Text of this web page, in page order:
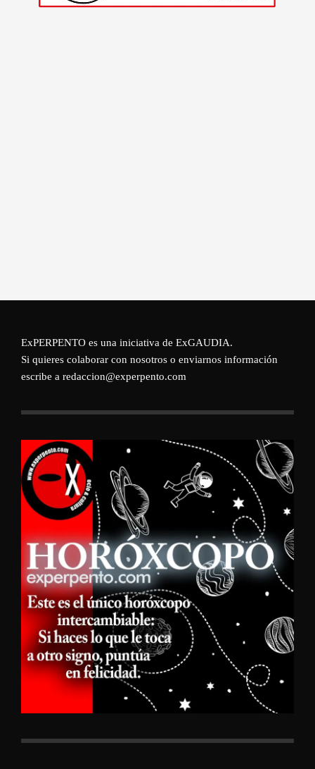
ExPERPENTO es una iniciativa de ExGAUDIA.
Si quieres colaborar con nosotros o enviarnos información
escribe a redaccion@experpento.com